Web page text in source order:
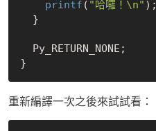
printf ( "哈囉！\n" );
重新編譯一次之後來試試看：